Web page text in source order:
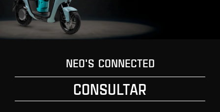
NEO'S CONNECTED
CONSULTAR